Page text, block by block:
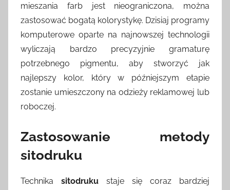
mieszania farb jest nieograniczona, można
zastosować bogatą kolorystykę. Dzisiaj programy
komputerowe oparte na najnowszej technologii
wyliczają bardzo precyzyjnie gramaturę
potrzebnego pigmentu, aby stworzyć jak
najlepszy kolor, który w późniejszym etapie
zostanie umieszczony na odzieży reklamowej lub
roboczej.
Zastosowanie metody
sitodruku
Technika sitodruku staje się coraz bardziej